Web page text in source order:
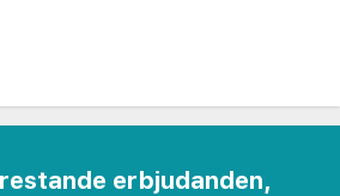
erbjudanden,